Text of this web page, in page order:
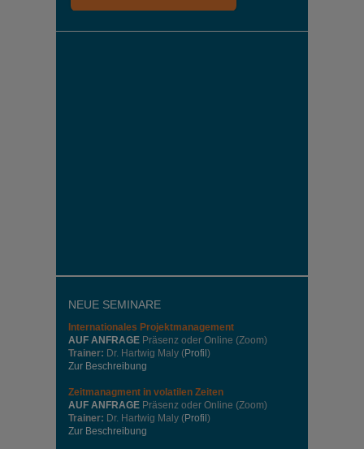
NEUE SEMINARE
Internationales Projektmanagement
AUF ANFRAGE Präsenz oder Online (Zoom)
Trainer: Dr. Hartwig Maly (Profil )
Zur Beschreibung
Zeitmanagment in volatilen Zeiten
AUF ANFRAGE Präsenz oder Online (Zoom)
Trainer: Dr. Hartwig Maly (Profil )
Zur Beschreibung